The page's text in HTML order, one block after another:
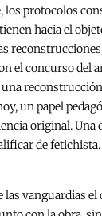
los protocolos
hacia el
el concurso del
una
un papel
original. Una
de
las vanguardias